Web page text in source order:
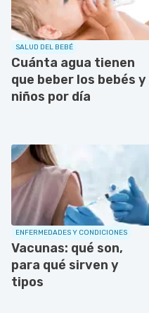
SALUD DEL BEBÉ
Cuánta agua tienen
que beber los bebés y
niños por día
ENFERMEDADES Y CONDICIONES
Vacunas: qué son,
para qué sirven y
tipos